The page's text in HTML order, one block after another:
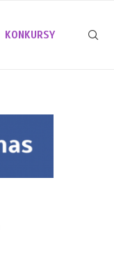
KONKURSY